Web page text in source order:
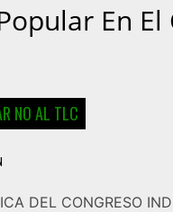
En El
NO AL TLC
DEL CONGRESO